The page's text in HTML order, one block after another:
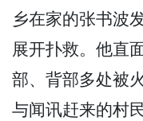
乡在家的张书波
展开扑救。他直
部、背部多处被
与闻讯赶来的村